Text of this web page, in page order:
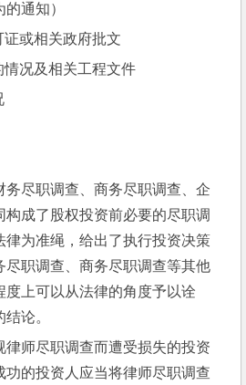
通知）
证或相关政府批文
情况及相关工程文件
务尽职调查、商务尽职调查、企
构成了股权投资前必要的尽职调
律为准绳，给出了执行投资决策
尽职调查、商务尽职调查等其他
度上可以从法律的角度予以诠
论。
律师尽职调查而遭受损失的投资
功的投资人应当将律师尽职调查